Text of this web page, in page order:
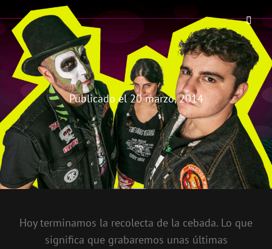
THE BIRRA'S TERROR
Aterrorizando Birras Desde 2010
Publicado el20 marzo, 2014
Hoy terminamos la recolecta de la cebada. Lo que
significa que grabaremos unas últimas